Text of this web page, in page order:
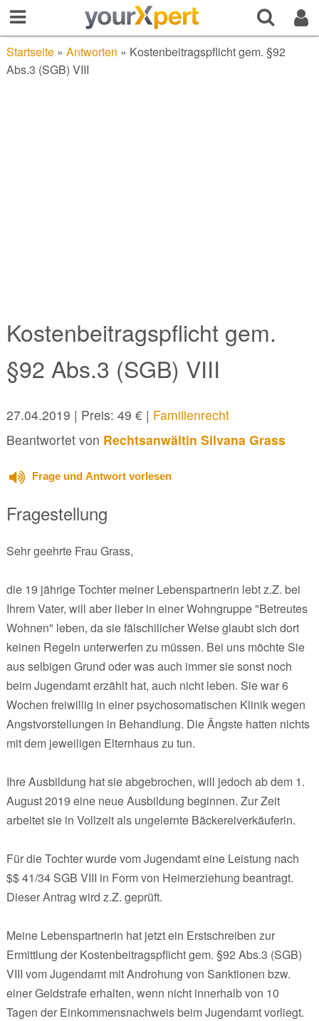
Startseite» Antworten » Kostenbeitragspflicht gem. §92
Abs.3 (SGB) VIII
Kostenbeitragspflicht gem.
§92 Abs.3 (SGB) VIII
27.04.2019 | Preis: 49 € | Familienrecht
Beantwortet von Rechtsanwältin Silvana Grass
Frage und Antwort vorlesen
Fragestellung
Sehr geehrte Frau Grass,
die 19 jährige Tochter meiner Lebenspartnerin lebt z.Z. bei
Ihrem Vater, will aber lieber in einer Wohngruppe "Betreutes
Wohnen" leben, da sie fälschilicher Weise glaubt sich dort
keinen Regeln unterwerfen zu müssen. Bei uns möchte Sie
aus selbigen Grund oder was auch immer sie sonst noch
beim Jugendamt erzählt hat, auch nicht leben. Sie war 6
Wochen freiwillig in einer psychosomatischen Klinik wegen
Angstvorstellungen in Behandlung. Die Ängste hatten nichts
mit dem jeweiligen Elternhaus zu tun.
Ihre Ausbildung hat sie abgebrochen, will jedoch ab dem 1.
August 2019 eine neue Ausbildung beginnen. Zur Zeit
arbeitet sie in Vollzeit als ungelernte Bäckereiverkäuferin.
Für die Tochter wurde vom Jugendamt eine Leistung nach
$$ 41/34 SGB VIII in Form von Heimerziehung beantragt.
Dieser Antrag wird z.Z. geprüft.
Meine Lebenspartnerin hat jetzt ein Erstschreiben zur
Ermittlung der Kostenbeitragspflicht gem. §92 Abs.3 (SGB)
VIII vom Jugendamt mit Androhung von Sanktionen bzw.
einer Geldstrafe erhalten, wenn nicht innerhalb von 10
Tagen der Einkommensnachweis beim Jugendamt vorliegt.